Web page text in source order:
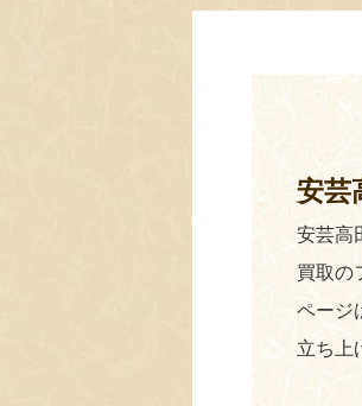
安芸
安芸高
買取の
ページ
立ち上